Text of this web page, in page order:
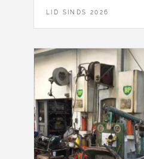
LID SINDS 2026